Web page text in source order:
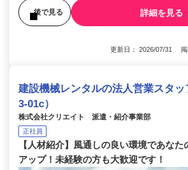
後で見る 詳細を見る
更新日： 2026/07/31 掲
建設機械レンタルの法人営業スタッ
3-01c）
株式会社クリエイト 派遣・紹介事業部
正社員
【人材紹介】風通しの良い環境であなた
アップ！未経験の方も大歓迎です！